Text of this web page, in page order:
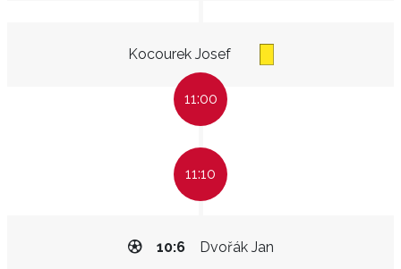
Kocourek Josef
11:00
11:10
Dvořák Jan
10:6